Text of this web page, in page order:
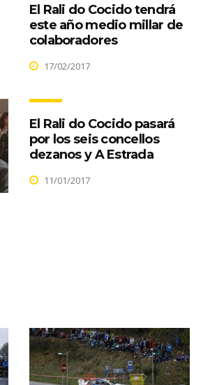
El Rali do Cocido tendrá
este año medio millar de
colaboradores
17/02/2017
El Rali do Cocido pasará
por los seis concellos
dezanos y A Estrada
11/01/2017